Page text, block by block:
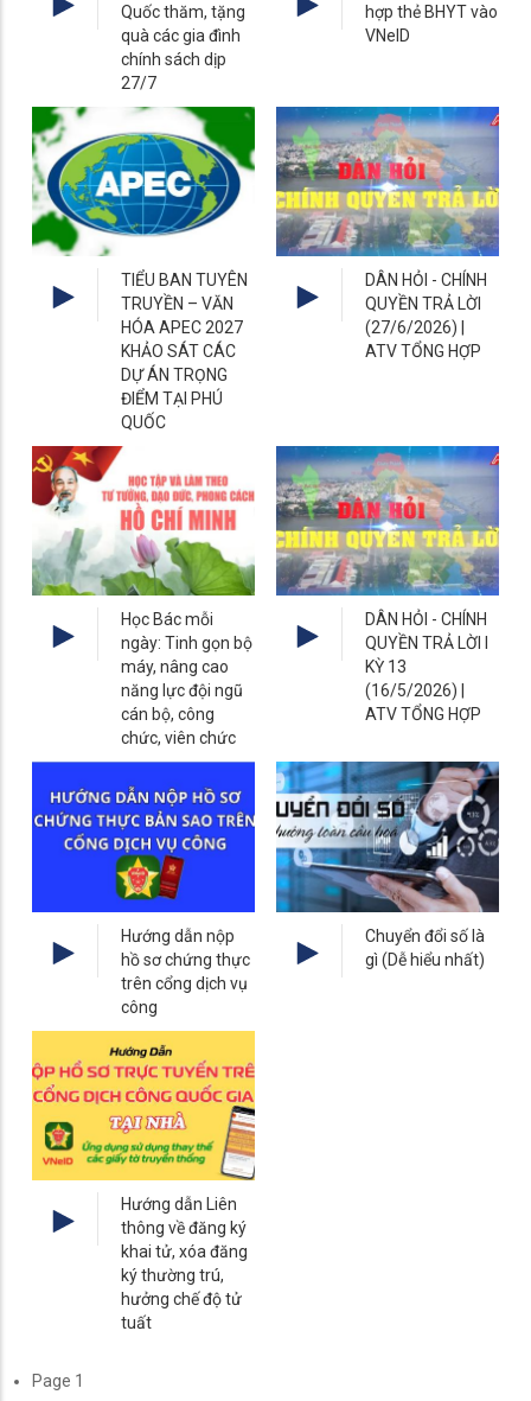
Quốc thăm, tặng
quà các gia đình
chính sách dịp
27/7
hợp thẻ BHYT vào
VNeID
TIỂU BAN TUYÊN
TRUYỀN – VĂN
HÓA APEC 2027
KHẢO SÁT CÁC
DỰ ÁN TRỌNG
ĐIỂM TẠI PHÚ
QUỐC
DÂN HỎI - CHÍNH
QUYỀN TRẢ LỜI
(27/6/2026) |
ATV TỔNG HỢP
Học Bác mỗi
ngày: Tinh gọn bộ
máy, nâng cao
năng lực đội ngũ
cán bộ, công
chức, viên chức
DÂN HỎI - CHÍNH
QUYỀN TRẢ LỜI I
KỲ 13
(16/5/2026) |
ATV TỔNG HỢP
Hướng dẫn nộp
hồ sơ chứng thực
trên cổng dịch vụ
công
Chuyển đổi số là
gì (Dễ hiểu nhất)
Hướng dẫn Liên
thông về đăng ký
khai tử, xóa đăng
ký thường trú,
hưởng chế độ tử
tuất
Pagination
Page 1